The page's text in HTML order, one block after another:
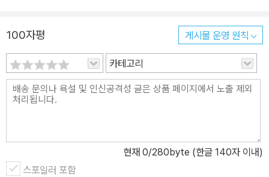
100자평 게시물 운영 원칙
카테고리
현재 0/280byte (한글 140자 이내)
스포일러 포함